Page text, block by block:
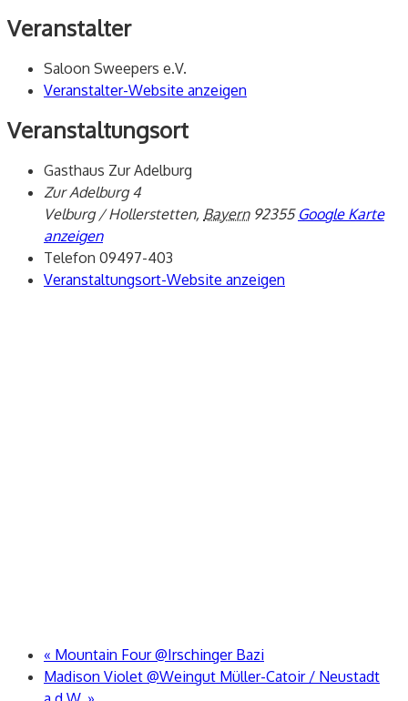
Veranstalter
Saloon Sweepers e.V.
Veranstalter-Website anzeigen
Veranstaltungsort
Gasthaus Zur Adelburg
Zur Adelburg 4
Velburg / Hollerstetten, Bayern 92355 Google Karte
anzeigen
Telefon 09497-403
Veranstaltungsort-Website anzeigen
« Mountain Four @Irschinger Bazi
Madison Violet @Weingut Müller-Catoir / Neustadt